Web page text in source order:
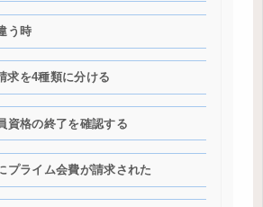
う時
求を4種類に分ける
資格の終了を確認する
プライム会費が請求された